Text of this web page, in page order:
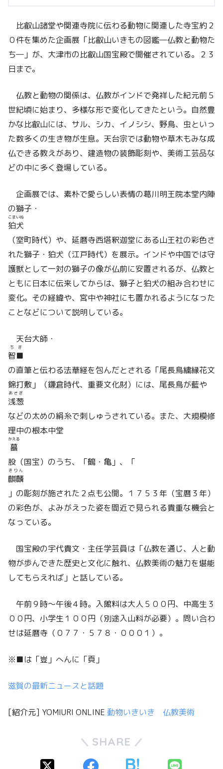
比叡山諸堂や関連寺院に伝わる動物に関連した寺宝約２
０件を集めた企画展「比叡山いきもの図鑑―仏教と動物た
ち―」が、大津市の比叡山国宝殿で開催されている。２３
日まで。
仏教と動物の関係は、仏教がインドで発祥した紀元前５
世紀頃に始まり、多様な形で変化してきたという。自然豊
かな比叡山には、サル、シカ、イノシシ、野鳥、虫といっ
た数多くの生き物が生息。天台宗では動物や草木もみな成
仏できる教えがあり、建造物の装飾彫刻や、美術工芸品な
どの中に多く登場している。
企画展では、素朴で愛らしい表情の葛川明王院本堂内陣
の獅子・
狛犬
こまいぬ
（室町時代）や、延暦寺西塔釈迦堂にある山王社の彩色さ
れた獅子・狛犬（江戸時代）を展示。インドや中国では守
護獣として一対の獅子の像が仏前に安置されるが、仏教と
ともに日本に伝来してからは、獅子と狛犬の組み合わせに
変化。その経緯や、宮中や神社にも置かれるようになった
ことなどについて説明している。
天台大師・
智■
ちぎ
の直筆と伝わる法華経を包んだとされる「尾長鳥繍縁花文
錦打敷」（鎌倉時代、重要文化財）には、尾長鳥が藍や
浅葱
あさぎ
などの太めの絹糸で刺しゅうされている。また、大規模修
理中の根本中堂
蟇
かえる
股（国宝）のうち、「鶴・亀」、「
麒麟
きりん
」の彫刻が施された２点も公開。１７５３年（宝暦３年）
の彩色が、よみがえった姿を間近で見られる貴重な機会と
なっている。
国宝殿の宇代貴文・主任学芸員は「仏教を通じ、人と動
物が歩んできた歴史と文化に触れ、仏教美術の魅力を堪能
してもらえれば」と話している。
午前９時～午後４時。入館料は大人５００円、中高生３
００円、小学生１００円（別途入山料が必要）。問い合わ
せは延暦寺（０７７・５７８・０００１）。
※■は「豈」へんに「頁」
滋賀の最新ニュースと話題
[紹介元] YOMIURI ONLINE 動物いきいき 仏教美術
SHARE